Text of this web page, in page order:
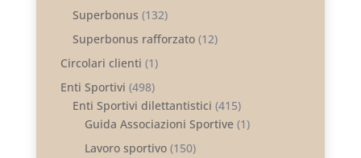
Superbonus (132)
Superbonus rafforzato(12)
Circolari clienti (1)
Enti Sportivi (498)
Enti Sportivi dilettantistici (415)
Guida Associazioni Sportive(1)
Lavoro sportivo(150)